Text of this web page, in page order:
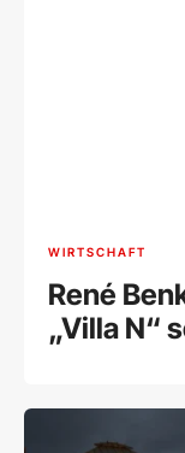
WIRTSCHAFT
René
„Villa N“